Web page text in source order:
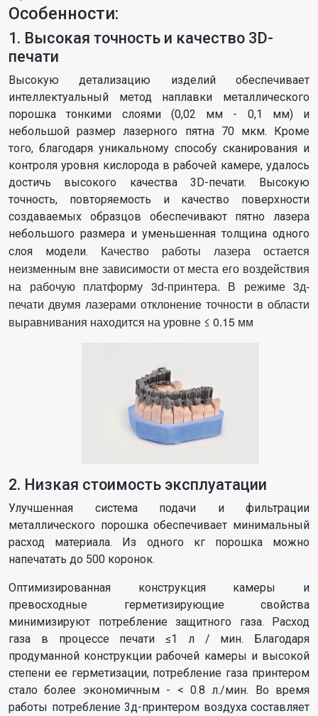
Особенности:
1. Высокая точность и качество 3D-
печати
Высокую детализацию изделий обеспечивает
интеллектуальный метод наплавки металлического
порошка тонкими слоями (0,02 мм - 0,1 мм) и
небольшой размер лазерного пятна 70 мкм. Кроме
того, благодаря уникальному способу сканирования и
контроля уровня кислорода в рабочей камере, удалось
достичь высокого качества 3D-печати. Высокую
точность, повторяемость и качество поверхности
создаваемых образцов обеспечивают пятно лазера
небольшого размера и уменьшенная толщина одного
слоя модели. Качество работы лазера остается
неизменным вне зависимости от места его воздействия
на рабочую платформу 3d-принтера. В режиме 3д-
печати двумя лазерами отклонение точности в области
выравнивания находится на уровне ≤ 0.15 мм
2. Низкая стоимость эксплуатации
Улучшенная система подачи и фильтрации
металлического порошка обеспечивает минимальный
расход материала. Из одного кг порошка можно
напечатать до 500 коронок.
Оптимизированная конструкция камеры и
превосходные герметизирующие свойства
минимизируют потребление защитного газа. Расход
газа в процессе печати ≤1 л / мин. Благодаря
продуманной конструкции рабочей камеры и высокой
степени ее герметизации, потребление газа принтером
стало более экономичным - < 0.8 л./мин. Во время
работы потребление 3д-принтером воздуха составляет